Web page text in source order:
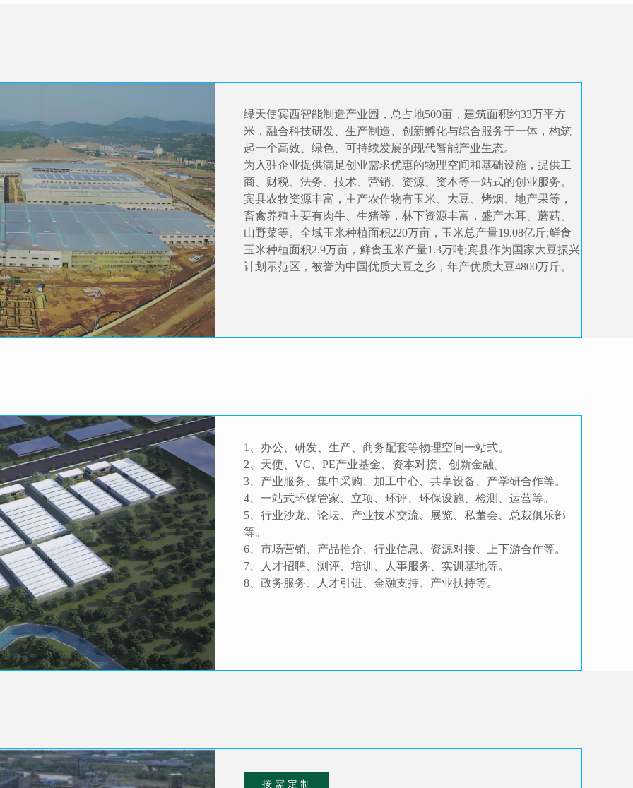
绿天使宾西智能制造产业园，总占地500亩，建筑面积约33万平方
米，融合科技研发、生产制造、创新孵化与综合服务于一体，构筑
起一个高效、绿色、可持续发展的现代智能产业生态。
为入驻企业提供满足创业需求优惠的物理空间和基础设施，提供工
商、财税、法务、技术、营销、资源、资本等一站式的创业服务。
宾县农牧资源丰富，主产农作物有玉米、大豆、烤烟、地产果等，
畜禽养殖主要有肉牛、生猪等，林下资源丰富，盛产木耳、蘑菇、
山野菜等。全域玉米种植面积220万亩，玉米总产量19.08亿斤;鲜食
玉米种植面积2.9万亩，鲜食玉米产量1.3万吨;宾县作为国家大豆振兴
计划示范区，被誉为中国优质大豆之乡，年产优质大豆4800万斤。
1、办公、研发、生产、商务配套等物理空间一站式。
2、天使、VC、PE产业基金、资本对接、创新金融。
3、产业服务、集中采购、加工中心、共享设备、产学研合作等。
4、一站式环保管家、立项、环评、环保设施、检测、运营等。
5、行业沙龙、论坛、产业技术交流、展览、私董会、总裁俱乐部
等。
6、市场营销、产品推介、行业信息、资源对接、上下游合作等。
7、人才招聘、测评、培训、人事服务、实训基地等。
8、政务服务、人才引进、金融支持、产业扶持等。
按 需 定 制